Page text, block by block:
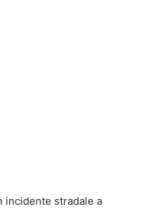
incidente stradale a